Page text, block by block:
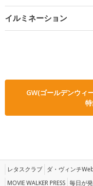
イルミネーション
GW(ゴールデンウィ
レタスクラブ ダ・ヴィンチ
MOVIE WALKER PRESS 毎日が